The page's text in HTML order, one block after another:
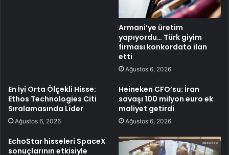
Armani’ye üretim
yapıyordu… Türk giyim
firması konkordato ilan
etti
Ağustos 6, 2026
En İyi Orta Ölçekli Hisse:
Ethos Technologies Citi
Sıralamasında Lider
Ağustos 6, 2026
Heineken CFO’su: İran
savaşı 100 milyon euro ek
maliyet getirdi
Ağustos 6, 2026
EchoStar hisseleri SpaceX
sonuçlarının etkisiyle